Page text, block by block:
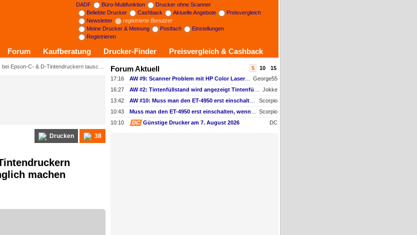
DADF
Büro-Multifunktion
Drucker ohne Scanner
Beliebte Drucker
Cashback Aktuelle Angebote
Preisvergleich
Newsletter
registrierte Benutzer
Meine Drucker & Meinung
Postfach
Einstellungen
Registrieren
Forum Kaufberatung Drucker-Finder Preisvergleich & Cashback
Epson-C- & D-Tintendruckern tauschen
Drucken 38
machen
Forum Aktuell 5 10
15
17:16
AW #9: Scanner Problem mit HP Color Laserjet Pro MFP M479fdw
George55
16:27
Jokke
13:42
Scorpio
10:43
Scorpio
10:10
DC Günstige Drucker am 7. August 2026 DC